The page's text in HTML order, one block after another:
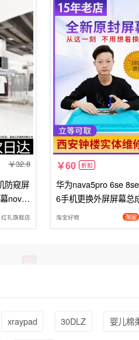
32.8
防窥屏
nove
红礼旗舰店
60 折扣
华为nava5pro 6se
6手机更换外屏屏幕总
淘宝好物
xraypad 30DLZ 婴儿棉